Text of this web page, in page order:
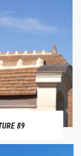
89